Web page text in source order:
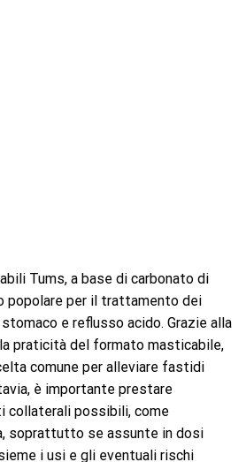
Tums, a base di carbonato di
popolare per il trattamento dei
e reflusso acido. Grazie alla
praticità del formato masticabile,
comune per alleviare fastidi
è importante prestare
possibili, come
soprattutto se assunte in dosi
i usi e gli eventuali rischi